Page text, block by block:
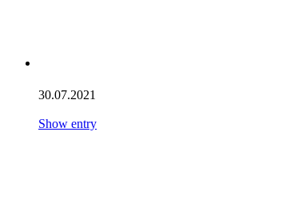
30.07.2021
Show entry